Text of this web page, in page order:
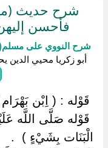
شرح حديث
فأحسن
شرح النووي على
أبو زكريا محيي الدين
‏قَوْله : ( اِبْن
‏قَوْله صَلَّى اللَّه
الْبَنَات بِشَيْءٍ ) ‏ ‏.